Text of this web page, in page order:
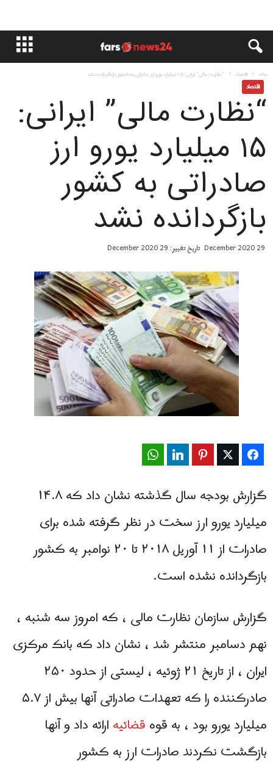
خانه اقتصاد “نظارت مالی” ایرانی: ۱۵ میلیارد یورو ارز صادراتی به کشور بازگردانده نشد
اقتصاد
“نظارت مالی” ایرانی:
۱۵ میلیارد یورو ارز
صادراتی به کشور
بازگردانده نشد
29 December 2020 تاریخ تغییر: 29 December 2020
Facebook
Twitter
Pinterest
LinkedIn
گزارش بودجه سال گذشته نشان داد که ۱۴.۸
میلیارد یورو ارز سخت در نظر گرفته شده برای
صادرات از ۱۱ آوریل ۲۰۱۸ تا ۲۰ نوامبر به کشور
بازگردانده نشده است.
گزارش سازمان نظارت مالی ، که امروز سه شنبه ،
نهم دسامبر منتشر شد ، نشان داد که بانک مرکزی
ایران ، از تاریخ ۲۱ ژوئیه ، لیستی از حدود ۲۵۰
صادرکننده را که تعهدات صادراتی آنها بیش از ۵.۷
میلیارد یورو بود ، به قوهقضائیهارائه داد و آنها
بازگشت نکردند صادرات ارز به کشور